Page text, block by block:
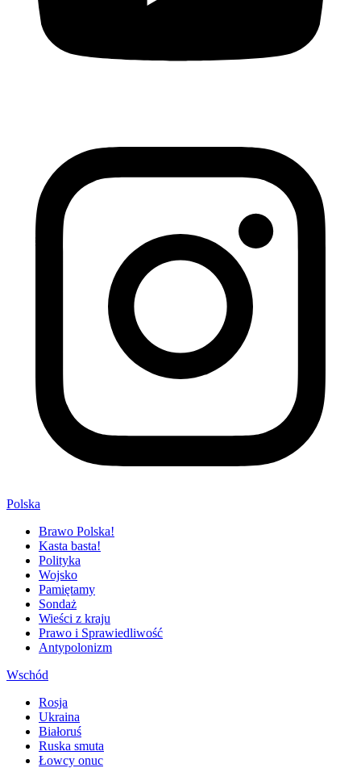
Polska
Brawo Polska!
Kasta basta!
Polityka
Wojsko
Pamiętamy
Sondaż
Wieści z kraju
Prawo i Sprawiedliwość
Antypolonizm
Wschód
Rosja
Ukraina
Białoruś
Ruska smuta
Łowcy onuc